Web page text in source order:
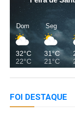
Dom
32°C
22°C
Seg
31°C
21°C
FOI DESTAQUE